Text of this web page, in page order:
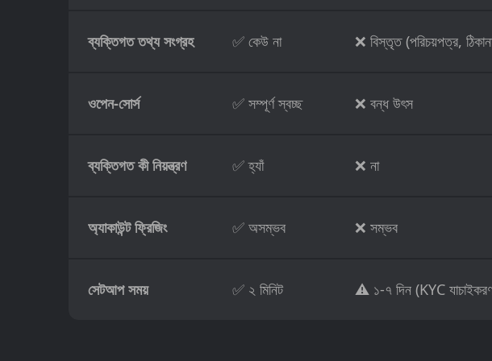
ব্যক্তিগত তথ্য সংগ্রহ ✅ কেউ না ❌ বিস্তৃত (পরিচয়পত্র,
ওপেন-সোর্স ✅ সম্পূর্ণ স্বচ্ছ ❌ বন্ধ উৎস
ব্যক্তিগত কী নিয়ন্ত্রণ ✅ হ্যাঁ ❌ না
অ্যাকাউন্ট ফ্রিজিং ✅ অসম্ভব ❌ সম্ভব
সেটআপ সময় ✅ ২ মিনিট ⚠️ ১-৭ দিন (KYC